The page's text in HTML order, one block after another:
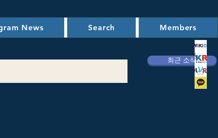
News Search Members
최근 소식